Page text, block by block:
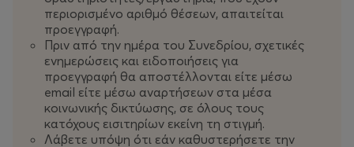
περιορισμένο αριθμό θέσεων, απαιτείται
προεγγραφή.
Πριν από την ημέρα του Συνεδρίου, σχετικές
ενημερώσεις και ειδοποιήσεις για
προεγγραφή θα αποστέλλονται είτε μέσω
email είτε μέσω αναρτήσεων στα μέσα
κοινωνικής δικτύωσης, σε όλους τους
κατόχους εισιτηρίων εκείνη τη στιγμή.
Λάβετε υπόψη ότι εάν καθυστερήσετε την